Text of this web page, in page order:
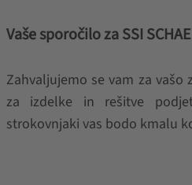
Vaše sporočilo za SSI
Zahvaljujemo se vam za vašo
za izdelke in rešitve
strokovnjaki vas bodo kmalu